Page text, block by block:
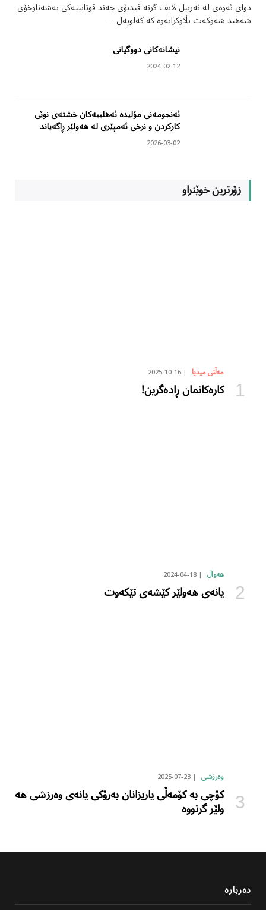
دوای ئەوەی لە ئەربیل لایف گرتە ڤیدیۆی چەند قوتابییەکی بەشەناوخۆی
شەهید شەوکەت بڵاوکرایەوە کە کەلوپەل…
نیشانەکانی دووگیانی
2024-02-12
ئەنجومەنی مۆلیدە ئەهلییەکان خشتەی نوێی
کارکردن و نرخی ئەمپێری لە هەولێر ڕاگەیاند
2026-03-02
زۆرترین خوێنراو
مەڵتی میدیا 2025-10-16
کارەکانمان ڕادەگرین!
هەواڵ 2024-04-18
یانەی هەولێر کێشەی تێکەوت
وەرزشی 2025-07-23
کۆچی بە کۆمەڵی یاریزانان بەرۆکی یانەی وەرزشی هە
ولێر گرتووە
دەربارە